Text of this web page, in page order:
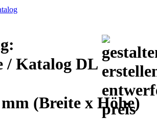
/ Katalog DL
mm (Breite x Höhe)